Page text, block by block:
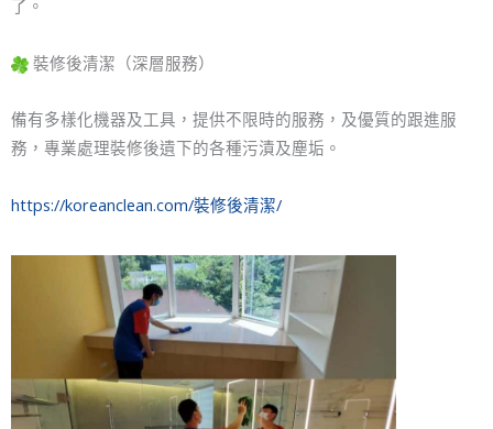
了。
裝修後清潔（深層服務）
備有多樣化機器及工具，提供不限時的服務，及優質的跟進服
務，專業處理裝修後遺下的各種污漬及塵垢。
https://koreanclean.com/裝修後清潔/